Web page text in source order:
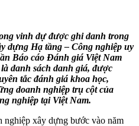
vinh dự được ghi danh trong
dựng Hạ tầng – Công nghiệp uy
Báo cáo Đánh giá Việt Nam
danh sách danh giá, được
tắc đánh giá khoa học,
doanh nghiệp trụ cột của
nghiệp tại Việt Nam.
nghiệp xây dựng bước vào năm